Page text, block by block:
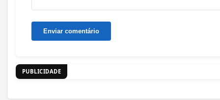
PUBLICIDADE